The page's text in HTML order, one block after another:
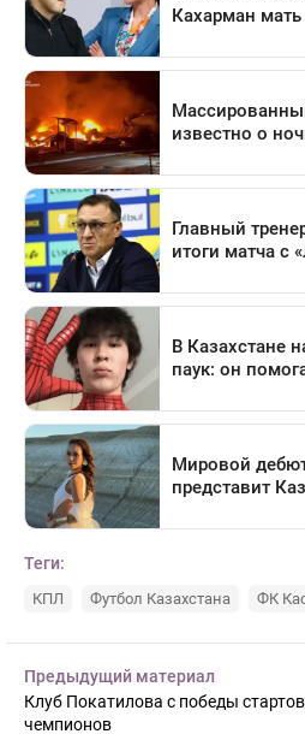
Теги:
КПЛ Футбол Казахстана ФК
Предыдущий материал
Клуб Покатилова с победы
чемпионов